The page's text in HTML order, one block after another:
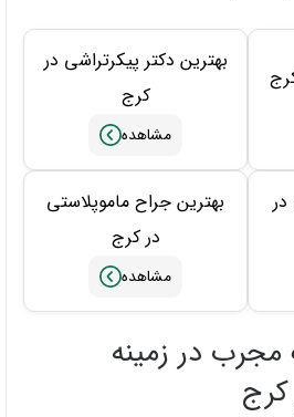
بهترین دکتر پیکرتراشی در
کرج
بهترین جراح ماموپلاستی
در کرج
پزشک مجرب در زمینه
کرج